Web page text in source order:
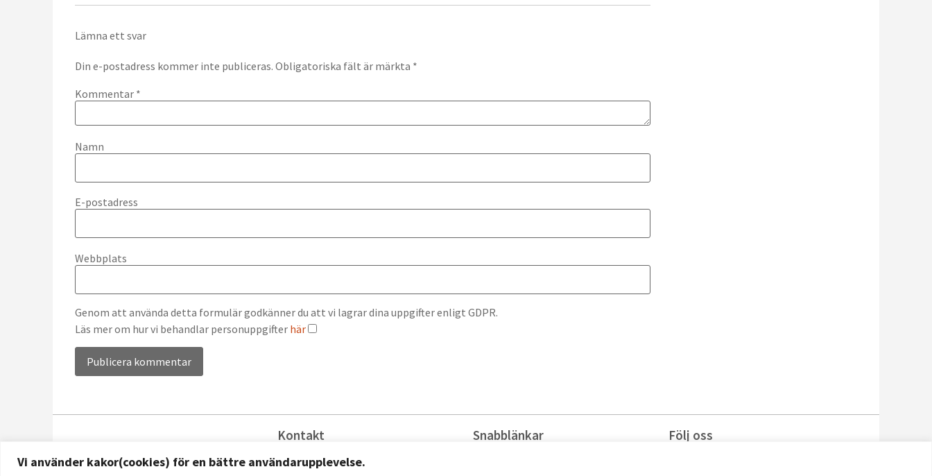
Vi använder kakor(cookies) för en bättre användarupplevelse.
Lämna ett svar
Din e-postadress kommer inte publiceras. Obligatoriska fält är märkta *
Kommentar *
Namn
E-postadress
Webbplats
Genom att använda detta formulär godkänner du att vi lagrar dina uppgifter enligt GDPR.
Läs mer om hur vi behandlar personuppgifter här
Kontakt
08-5191 80 00
Snabblänkar Följ oss